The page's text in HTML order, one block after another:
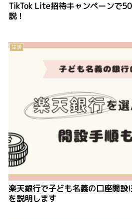
TikTok Lite招待キャンペーンで
説！
生活
楽天銀行で子ども名義の口座開
を説明します